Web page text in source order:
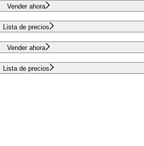
Vender ahora
Lista de precios
Vender ahora
Lista de precios